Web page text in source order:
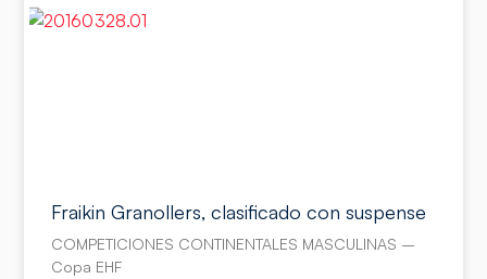
Fraikin Granollers, clasificado con suspense
COMPETICIONES CONTINENTALES MASCULINAS –
Copa EHF